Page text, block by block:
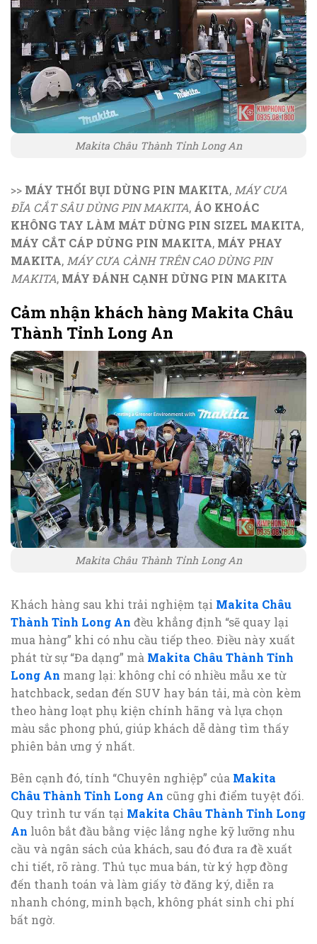
Makita Châu Thành Tỉnh Long An
>> MÁY THỔI BỤI DÙNG PIN MAKITA, MÁY CƯA
ĐĨA CẮT SÂU DÙNG PIN MAKITA, ÁO KHOÁC
KHÔNG TAY LÀM MÁT DÙNG PIN SIZEL MAKITA,
MÁY CẮT CÁP DÙNG PIN MAKITA, MÁY PHAY
MAKITA, MÁY CƯA CÀNH TRÊN CAO DÙNG PIN
MAKITA, MÁY ĐÁNH CẠNH DÙNG PIN MAKITA
Cảm nhận khách hàng Makita Châu
Thành Tỉnh Long An
Makita Châu Thành Tỉnh Long An
Khách hàng sau khi trải nghiệm tại Makita Châu
Thành Tỉnh Long An đều khẳng định “sẽ quay lại
mua hàng” khi có nhu cầu tiếp theo. Điều này xuất
phát từ sự “Đa dạng” mà Makita Châu Thành Tỉnh
Long An mang lại: không chỉ có nhiều mẫu xe từ
hatchback, sedan đến SUV hay bán tải, mà còn kèm
theo hàng loạt phụ kiện chính hãng và lựa chọn
màu sắc phong phú, giúp khách dễ dàng tìm thấy
phiên bản ưng ý nhất.
Bên cạnh đó, tính “Chuyên nghiệp” của Makita
Châu Thành Tỉnh Long An cũng ghi điểm tuyệt đối.
Quy trình tư vấn tại Makita Châu Thành Tỉnh Long
An luôn bắt đầu bằng việc lắng nghe kỹ lưỡng nhu
cầu và ngân sách của khách, sau đó đưa ra đề xuất
chi tiết, rõ ràng. Thủ tục mua bán, từ ký hợp đồng
đến thanh toán và làm giấy tờ đăng ký, diễn ra
nhanh chóng, minh bạch, không phát sinh chi phí
bất ngờ.